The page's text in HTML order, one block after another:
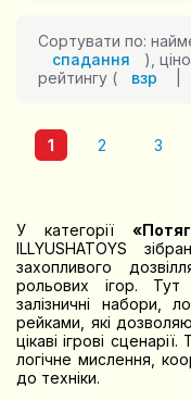
Сортувати по:
спадання
),
рейтингу (
взр
1 2 3
У категорії
ILLYUSHATOYS
захопливого
рольових ігор. Тут
залізничні набори,
рейками, які
цікаві ігрові
логічне мислення,
до техніки.